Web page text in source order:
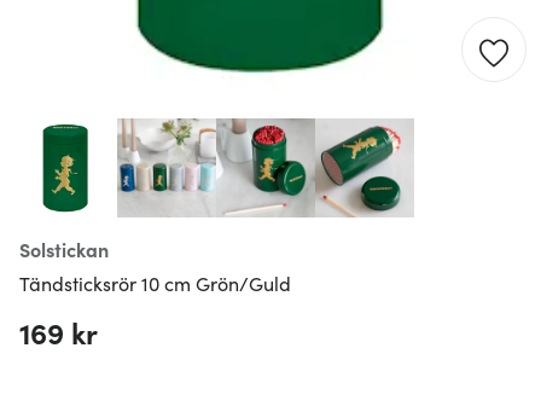
Solstickan
Tändsticksrör 10 cm Grön/Guld
169 kr